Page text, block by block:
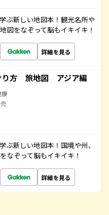
ぶ新しい地図本！観光名所や
図をなぞって脳もイキイキ！
詳細を見る
り方 旅地図 アジア編
康
ぶ新しい地図本！国境や州、
なぞって脳もイキイキ！
詳細を見る